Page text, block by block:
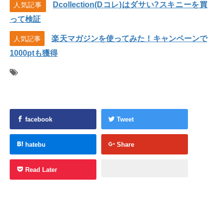
人気記事
Dcollection(Dコレ)はダサい?スキニーを買
って検証
人気記事
楽天マガジンを使ってみた！キャンペーンで
1000ptも獲得
facebook Tweet
hatebu Share
Read Later